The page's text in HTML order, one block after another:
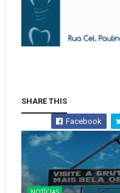
SHARE THIS
Facebook